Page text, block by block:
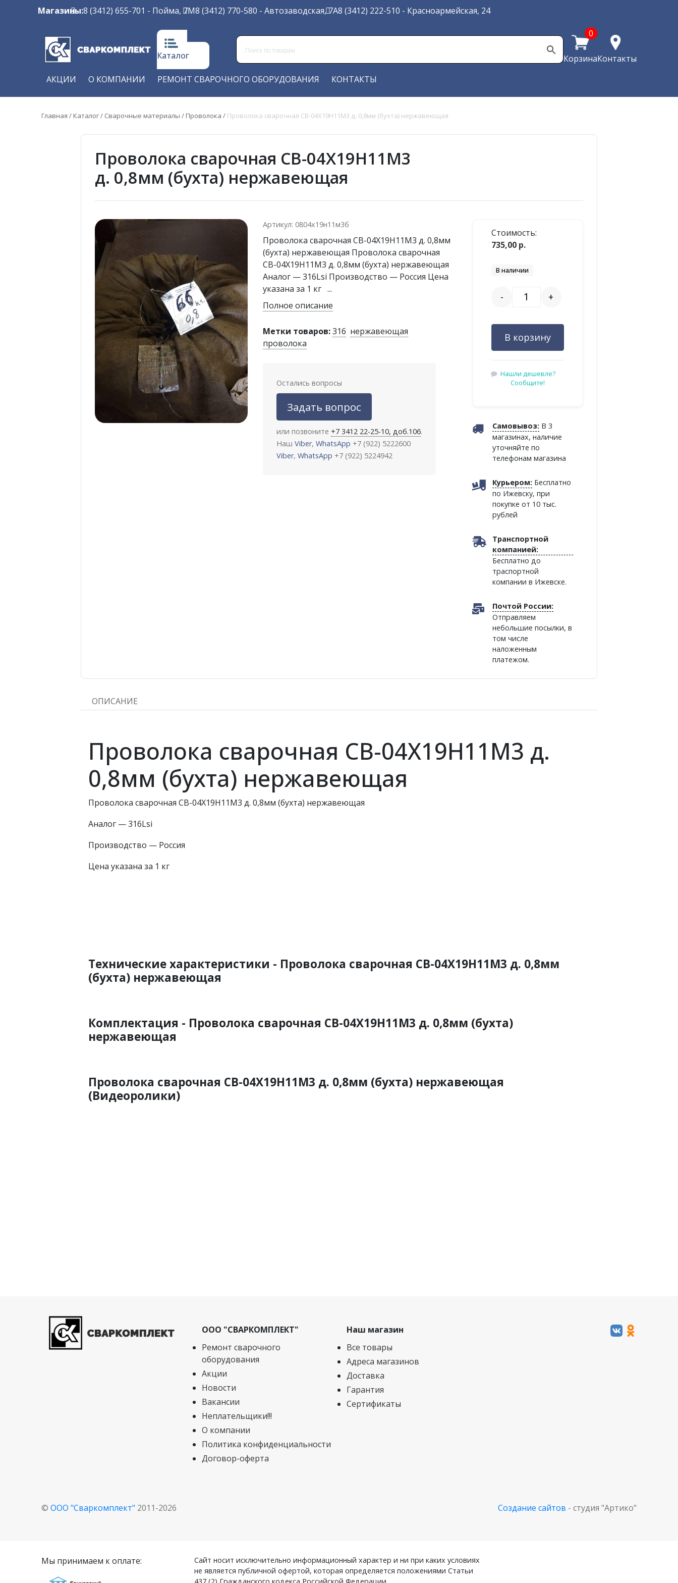
Магазины:8 (3412) 655-701 - Пойма, 7М8 (3412) 770-580 - Автозаводская, 7А8 (3412) 222-510 - Красноармейская, 24
Каталог Корзина
0
Контакты
АКЦИИ
О КОМПАНИИ РЕМОНТ СВАРОЧНОГО ОБОРУДОВАНИЯ КОНТАКТЫ
Главная / Каталог/ Сварочные материалы / Проволока / Проволока сварочная СВ-04Х19Н11М3 д. 0,8мм (бухта) нержавеющая
Проволока сварочная СВ-04Х19Н11М3
д. 0,8мм (бухта) нержавеющая
Артикул: 0804х19н11м3б
Проволока сварочная СВ-04Х19Н11М3 д. 0,8мм
(бухта) нержавеющая Проволока сварочная
СВ-04Х19Н11М3 д. 0,8мм (бухта) нержавеющая
Аналог — 316Lsi Производство — Россия Цена
указана за 1 кг ...
Полное описание
Метки товаров:316 нержавеющая
проволока
Остались вопросы
Задать вопрос
или позвоните +7 3412 22-25-10, доб.106.
Наш Viber, WhatsApp +7 (922) 5222600
Viber, WhatsApp +7 (922) 5224942
Стоимость:
735,00 р.
В наличии
- +
В корзину
Нашли дешевле?
Cообщите!
Самовывоз: В 3
магазинах, наличие
уточняйте по
телефонам магазина
Курьером: Бесплатно
по Ижевску, при
покупке от 10 тыс.
рублей
Транспортной
компанией:
Бесплатно до
траспортной
компании в Ижевске.
Почтой России:
Отправляем
небольшие посылки, в
том числе
наложенным
платежом.
ОПИСАНИЕ
Проволока сварочная СВ-04Х19Н11М3 д.
0,8мм (бухта) нержавеющая
Проволока сварочная СВ-04Х19Н11М3 д. 0,8мм (бухта) нержавеющая
Аналог — 316Lsi
Производство — Россия
Цена указана за 1 кг
Технические характеристики - Проволока сварочная СВ-04Х19Н11М3 д. 0,8мм
(бухта) нержавеющая
Комплектация - Проволока сварочная СВ-04Х19Н11М3 д. 0,8мм (бухта)
нержавеющая
Проволока сварочная СВ-04Х19Н11М3 д. 0,8мм (бухта) нержавеющая
(Видеоролики)
ООО "СВАРКОМПЛЕКТ"
Ремонт сварочного
оборудования
Акции
Новости
Вакансии
Неплательщики!!!
О компании
Политика конфиденциальности
Договор-оферта
Наш магазин
Все товары
Адреса магазинов
Доставка
Гарантия
Сертификаты
©ООО "Сваркомплект" 2011-2026 Создание сайтов - студия "Артико"
Мы принимаем к оплате:
Сайт носит исключительно информационный характер и ни при каких условиях
не является публичной офертой, которая определяется положениями Статьи